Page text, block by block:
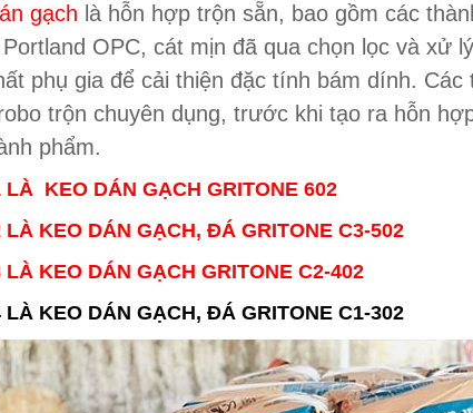
gạch là hỗn hợp trộn sẵn, bao gồm các
OPC, cát mịn đã qua chọn lọc và xử
phụ gia để cải thiện đặc tính bám dính.
trộn chuyên dụng, trước khi tạo ra hỗn
phẩm.
LÀ KEO DÁN GẠCH GRITONE 602
LÀ KEO DÁN GẠCH, ĐÁ GRITONE C3-502
LÀ KEO DÁN GẠCH GRITONE C2-402
LÀ KEO DÁN GẠCH, ĐÁ GRITONE C1-302